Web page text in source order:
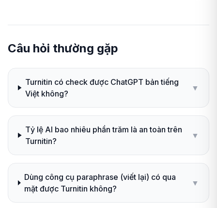
Câu hỏi thường gặp
Turnitin có check được ChatGPT bản tiếng
Việt không?
▼
Tỷ lệ AI bao nhiêu phần trăm là an toàn trên
Turnitin?
▼
Dùng công cụ paraphrase (viết lại) có qua
mặt được Turnitin không?
▼